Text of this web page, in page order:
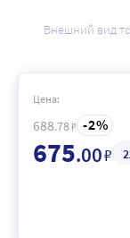
Внешний вид
Цена:
688.78₽ 2
675.00₽